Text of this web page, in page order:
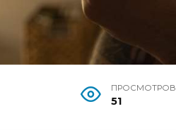
ПРОСМОТРОВ
51